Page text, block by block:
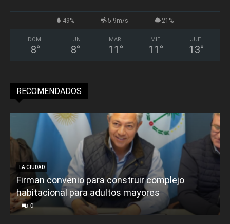
49% 5.9m/s 21%
DOM
8°
LUN
8°
MAR
11 °
MIÉ
11 °
JUE
13°
RECOMENDADOS
LA CIUDAD
Firman convenio para construir complejo
habitacional para adultos mayores
0